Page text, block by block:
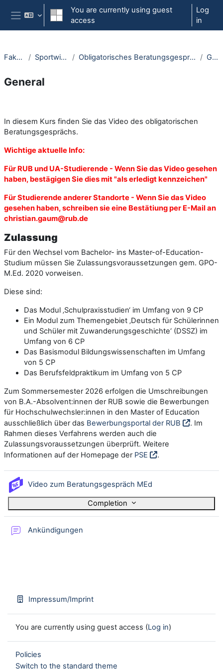
Skip to main content
Side panel
You are currently using guest
access
Log
in
Fakultäten Sportwissenschaft Obligatorisches Beratungsgespräch Master of Education Sport General
General
In diesem Kurs finden Sie das Video des obligatorischen
Beratungsgesprächs.
Wichtige aktuelle Info:
Für RUB und UA-Studierende - Wenn Sie das Video gesehen
haben, bestägigen Sie dies mit "als erledigt kennzeichen"
Für Studierende anderer Standorte - Wenn Sie das Video
gesehen haben, schreiben sie eine Bestätiung per E-Mail an
christian.gaum@rub.de
Zulassung
Für den Wechsel vom Bachelor- ins Master-of-Education-
Studium müssen Sie Zulassungsvoraussetzungen gem. GPO-
M.Ed. 2020 vorweisen.
Diese sind:
Das Modul ‚Schulpraxisstudien‘ im Umfang von 9 CP
Ein Modul zum Themengebiet ‚Deutsch für Schülerinnen
und Schüler mit Zuwanderungsgeschichte‘ (DSSZ) im
Umfang von 6 CP
Das Basismodul Bildungswissenschaften im Umfang
von 5 CP
Das Berufsfeldpraktikum im Umfang von 5 CP
Zum Sommersemester 2026 erfolgen die Umschreibungen
von B.A.-Absolvent:innen der RUB sowie die Bewerbungen
für Hochschulwechsler:innen in den Master of Education
ausschließlich über das Bewerbungsportal der RUB
. Im
Rahmen dieses Verfahrens werden auch die
Zulassungsvoraussetzungen überprüft. Weitere
Informationen auf der Homepage der PSE .
Video zum Beratungsgespräch MEd
Completion
Ankündigungen
Impressum/Imprint
You are currently using guest access (Log in)
Policies
Switch to the standard theme